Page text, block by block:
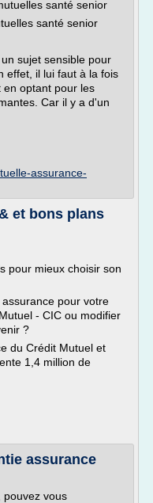
santé senior
santé senior
sujet sensible pour
effet, il lui faut à la fois
optant pour les
Car il y a d'un
assurance-
et bons plans
pour mieux choisir son
pour votre
- CIC ou modifier
?
du Crédit Mutuel et
1,4 million de
assurance
pouvez vous